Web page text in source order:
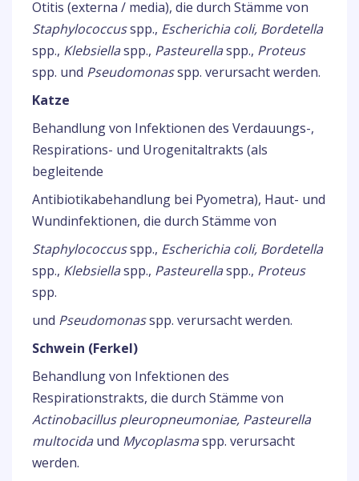
Otitis (externa / media), die durch Stämme von
Staphylococcusspp., Escherichia coli, Bordetella
spp., Klebsiellaspp., Pasteurellaspp., Proteus
spp. und Pseudomonasspp. verursacht werden.
Katze
Behandlung von Infektionen des Verdauungs-,
Respirations- und Urogenitaltrakts (als
begleitende
Antibiotikabehandlung bei Pyometra), Haut- und
Wundinfektionen, die durch Stämme von
Staphylococcusspp., Escherichia coli, Bordetella
spp., Klebsiellaspp., Pasteurellaspp., Proteus
spp.
und Pseudomonasspp. verursacht werden.
Schwein (Ferkel)
Behandlung von Infektionen des
Respirationstrakts, die durch Stämme von
Actinobacillus pleuropneumoniae, Pasteurella
multocidaund Mycoplasmaspp. verursacht
werden.